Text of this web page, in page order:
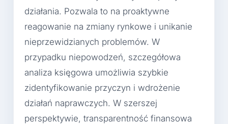
działania. Pozwala to na proaktywne
reagowanie na zmiany rynkowe i unikanie
nieprzewidzianych problemów. W
przypadku niepowodzeń, szczegółowa
analiza księgowa umożliwia szybkie
zidentyfikowanie przyczyn i wdrożenie
działań naprawczych. W szerszej
perspektywie, transparentność finansowa